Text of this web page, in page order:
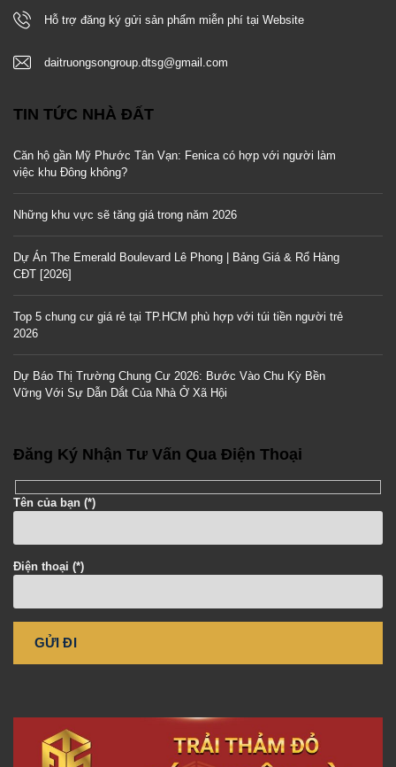
Hỗ trợ đăng ký gửi sản phẩm miễn phí tại Website
daitruongsongroup.dtsg@gmail.com
TIN TỨC NHÀ ĐẤT
Căn hộ gần Mỹ Phước Tân Vạn: Fenica có hợp với người làm
việc khu Đông không?
Những khu vực sẽ tăng giá trong năm 2026
Dự Án The Emerald Boulevard Lê Phong | Bảng Giá & Rổ Hàng
CĐT [2026]
Top 5 chung cư giá rẻ tại TP.HCM phù hợp với túi tiền người trẻ
2026
Dự Báo Thị Trường Chung Cư 2026: Bước Vào Chu Kỳ Bền
Vững Với Sự Dẫn Dắt Của Nhà Ở Xã Hội
Đăng Ký Nhận Tư Vấn Qua Điện Thoại
Tên của bạn (*)
Điện thoại (*)